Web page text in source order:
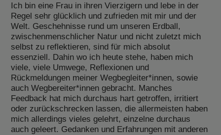
Ich bin eine Frau in ihren Vierzigern und lebe in der
Regel sehr glücklich und zufrieden mit mir und der
Welt. Geschehnisse rund um unseren Erdball,
zwischenmenschlicher Natur und nicht zuletzt mich
selbst zu reflektieren, sind für mich absolut
essenziell. Dahin wo ich heute stehe, haben mich
viele, viele Umwege, Reflexionen und
Rückmeldungen meiner Wegbegleiter*innen, sowie
auch Wegbereiter*innen gebracht. Manches
Feedback hat mich durchaus hart getroffen, irritiert
oder zurückschrecken lassen, die allermeisten haben
mich allerdings vieles gelehrt, einzelne durchaus
auch geleert. Gedanken und Erfahrungen mit anderen